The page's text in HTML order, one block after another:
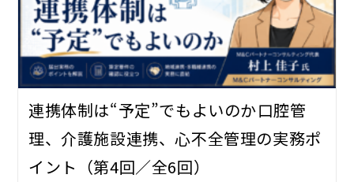
連携体制は“予定”でもよいのか――口腔管
理、介護施設連携、心不全管理の実務ポ
イント（第4回／全6回）